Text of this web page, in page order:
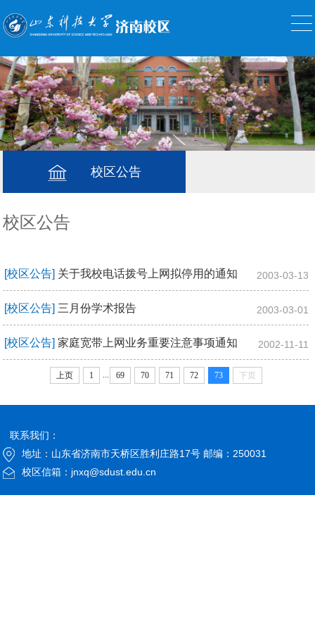
校区公告
校区公告
[校区公告] 关于我校电话拨号上网拟停用的通知 2003-03-13
[校区公告] 三月份学术报告 2003-03-01
[校区公告]家庭宽带上网业务重要注意事项通知 2002-11-11
上页 1 ... 69 70 71 72 73 下页
联系我们：
地址：山东省济南市天桥区胜利庄路17号 邮编：250031
校区信箱：jnxq@sdust.edu.cn